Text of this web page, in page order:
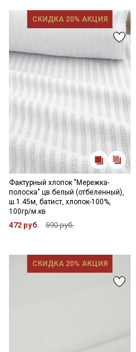
СКИДКА 20% АКЦИЯ
Фактурный хлопок "Мережка-
полоска" цв.белый (отбеленный),
ш.1.45м, батист, хлопок-100%,
100гр/м.кв
472 руб. 590 руб.
СКИДКА 20% АКЦИЯ